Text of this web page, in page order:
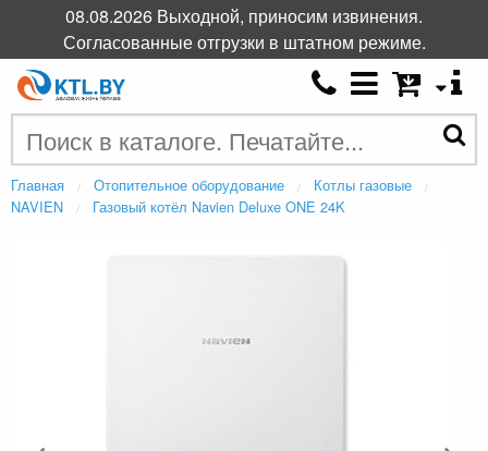
Главная Отопительное оборудование
Котлы газовые
NAVIEN
Газовый котёл Navien Deluxe ONE 24K
08.08.2026 Выходной, приносим извинения.
Согласованные отгрузки в штатном режиме.